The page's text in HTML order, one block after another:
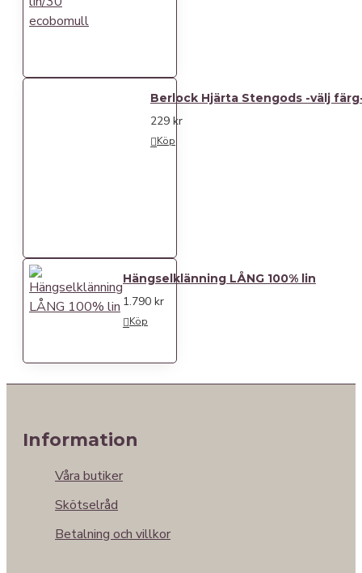
Berlock Hjärta Stengods -välj
229 kr
Köp
Hängselklänning LÅNG 100% lin
1.790 kr
Köp
Information
Våra butiker
Skötselråd
Betalning och villkor